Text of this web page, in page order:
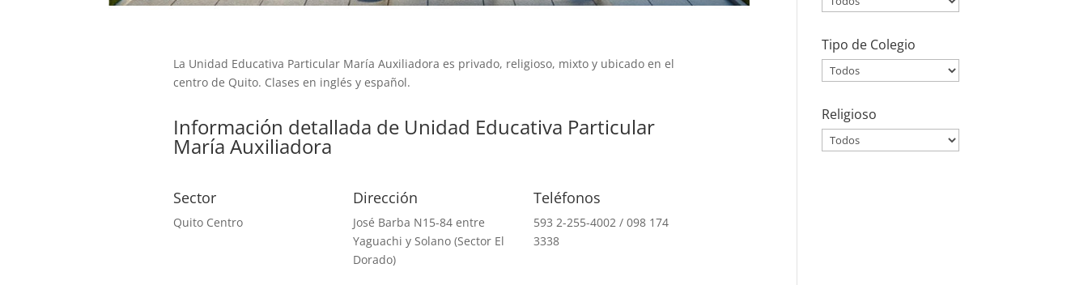
La Unidad Educativa Particular María Auxiliadora es privado, religioso, mixto y ubicado en el
centro de Quito. Clases en inglés y español.
Información detallada de Unidad Educativa Particular
María Auxiliadora
Sector
Quito Centro
Dirección
José Barba N15-84 entre
Yaguachi y Solano (Sector El
Dorado)
Teléfonos
593 2-255-4002 / 098 174
3338
Tipo de Colegio
Religioso